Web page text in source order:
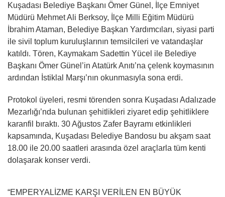
Kuşadası Belediye Başkanı Ömer Günel, İlçe Emniyet
Müdürü Mehmet Ali Berksoy, İlçe Milli Eğitim Müdürü
İbrahim Ataman, Belediye Başkan Yardımcıları, siyasi parti
ile sivil toplum kuruluşlarının temsilcileri ve vatandaşlar
katıldı. Tören, Kaymakam Sadettin Yücel ile Belediye
Başkanı Ömer Günel’in Atatürk Anıtı’na çelenk koymasının
ardından İstiklal Marşı’nın okunmasıyla sona erdi.
Protokol üyeleri, resmi törenden sonra Kuşadası Adalızade
Mezarlığı’nda bulunan şehitlikleri ziyaret edip şehitliklere
karanfil bıraktı. 30 Ağustos Zafer Bayramı etkinlikleri
kapsamında, Kuşadası Belediye Bandosu bu akşam saat
18.00 ile 20.00 saatleri arasında özel araçlarla tüm kenti
dolaşarak konser verdi.
“EMPERYALİZME KARŞI VERİLEN EN BÜYÜK